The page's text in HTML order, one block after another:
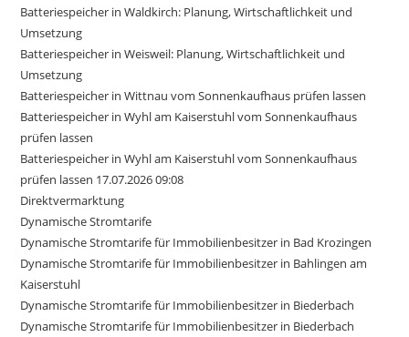
Batteriespeicher in Waldkirch: Planung, Wirtschaftlichkeit und
Umsetzung
Batteriespeicher in Weisweil: Planung, Wirtschaftlichkeit und
Umsetzung
Batteriespeicher in Wittnau vom Sonnenkaufhaus prüfen lassen
Batteriespeicher in Wyhl am Kaiserstuhl vom Sonnenkaufhaus
prüfen lassen
Batteriespeicher in Wyhl am Kaiserstuhl vom Sonnenkaufhaus
prüfen lassen 17.07.2026 09:08
Direktvermarktung
Dynamische Stromtarife
Dynamische Stromtarife für Immobilienbesitzer in Bad Krozingen
Dynamische Stromtarife für Immobilienbesitzer in Bahlingen am
Kaiserstuhl
Dynamische Stromtarife für Immobilienbesitzer in Biederbach
Dynamische Stromtarife für Immobilienbesitzer in Biederbach